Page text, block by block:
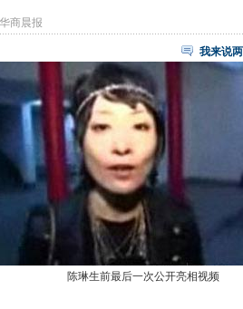
商晨报
我来说
陈琳生前最后一次公开亮相视频